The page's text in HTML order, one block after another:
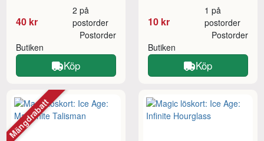
40 kr
2 på
postorder
Butiken
Postorder
Köp
10 kr
1 på
postorder
Butiken
Postorder
Köp
Mängdrabatt